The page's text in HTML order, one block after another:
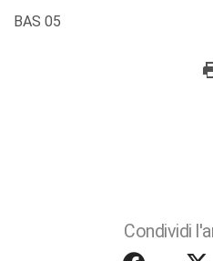
BAS 05
Condividi